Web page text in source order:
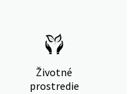
Životné
prostredie